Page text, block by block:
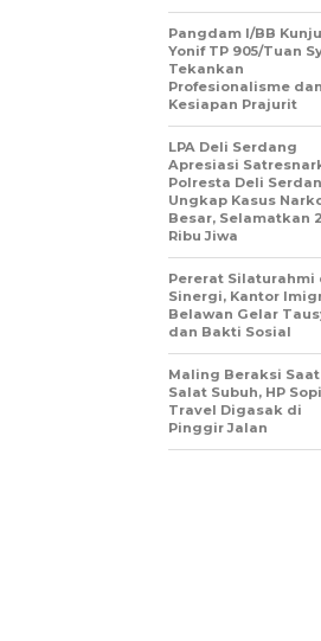
Pangdam I/BB
Yonif TP 905/Tuan
Tekankan
Profesionalisme dan
Kesiapan Prajurit
LPA Deli Serdang
Apresiasi
Polresta Deli
Ungkap Kasus
Besar, Selamatkan
Ribu Jiwa
Pererat Silaturahmi
Sinergi, Kantor
Belawan Gelar
dan Bakti Sosial
Maling Beraksi Saat
Salat Subuh, HP
Travel Digasak di
Pinggir Jalan